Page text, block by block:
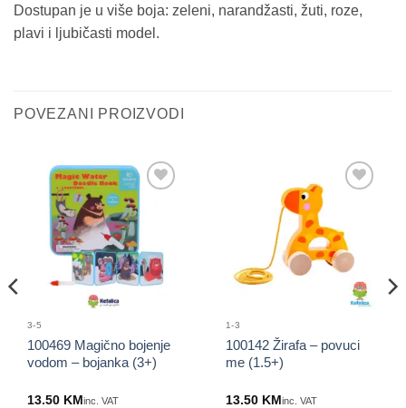
Dostupan je u više boja: zeleni, narandžasti, žuti, roze,
plavi i ljubičasti model.
POVEZANI PROIZVODI
Sačuvaj
proizvod
3-5
100469 Magično bojenje
vodom – bojanka (3+)
13.50 KM inc. VAT
1-3
100142 Žirafa – povuci
me (1.5+)
13.50 KM inc. VAT